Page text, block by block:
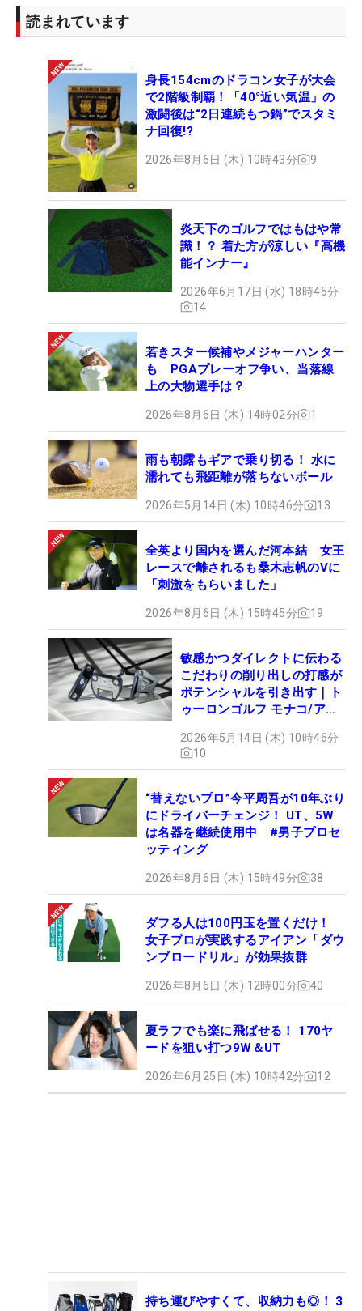
読まれています
身長154cmのドラコン女子が大会
で2階級制覇！「40°近い気温」の
激闘後は“2日連続もつ鍋”でスタミ
ナ回復!?
2026年8月6日 (木) 10時43分 9
炎天下のゴルフではもはや常
識！？ 着た方が涼しい『高機
能インナー』
2026年6月17日 (水) 18時45分
14
若きスター候補やメジャーハンター
も PGAプレーオフ争い、当落線
上の大物選手は？
2026年8月6日 (木) 14時02分 1
雨も朝露もギアで乗り切る！ 水に
濡れても飛距離が落ちないボール
2026年5月14日 (木) 10時46分 13
全英より国内を選んだ河本結 女王
レースで離されるも桑木志帆のVに
「刺激をもらいました」
2026年8月6日 (木) 15時45分 19
敏感かつダイレクトに伝わる
こだわりの削り出しの打感が
ポテンシャルを引き出す｜ト
ゥーロンゴルフ モナコ/アル
2026年5月14日 (木) 10時46分
10
“替えないプロ”今平周吾が10年ぶり
にドライバーチェンジ！ UT、5W
は名器を継続使用中 #男子プロセ
ッティング
2026年8月6日 (木) 15時49分 38
ダフる人は100円玉を置くだけ！
女子プロが実践するアイアン「ダウ
ンブロードリル」が効果抜群
2026年8月6日 (木) 12時00分 40
夏ラフでも楽に飛ばせる！ 170ヤ
ードを狙い打つ9W＆UT
2026年6月25日 (木) 10時42分 12
持ち運びやすくて、収納力も◎！ 3